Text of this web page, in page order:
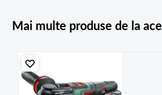
Mai multe produse de la